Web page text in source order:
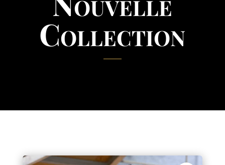
Collection